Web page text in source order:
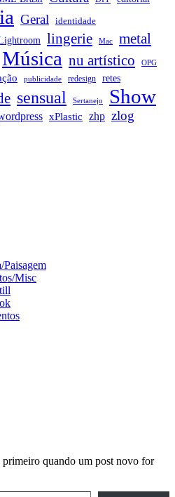
Geral identidade
lingerie Mac metal
Música nu artístico OPG
publicidade redesign retes
sensual Sertanejo Show
xPlastic zhp zlog
Misc
quando um post novo for